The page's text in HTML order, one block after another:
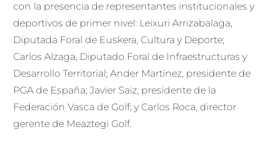
con la presencia de representantes institucionales y
deportivos de primer nivel: Leixuri Arrizabalaga,
Diputada Foral de Euskera, Cultura y Deporte;
Carlos Alzaga, Diputado Foral de Infraestructuras y
Desarrollo Territorial; Ander Martínez, presidente de
PGA de España; Javier Saiz, presidente de la
Federación Vasca de Golf; y Carlos Roca, director
gerente de Meaztegi Golf.